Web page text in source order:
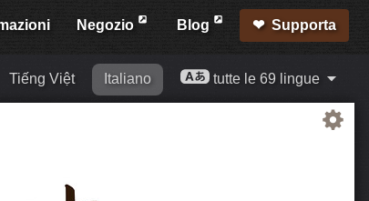
Negozio Blog Supporta
Tiếng Việt Italiano tutte le 69 lingue